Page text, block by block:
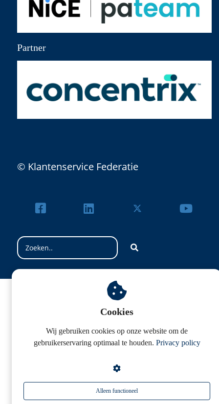
Partner
© Klantenservice Federatie
Cookies
Wij gebruiken cookies op onze website om de
gebruikerservaring optimaal te houden. Privacy policy
Alleen functioneel